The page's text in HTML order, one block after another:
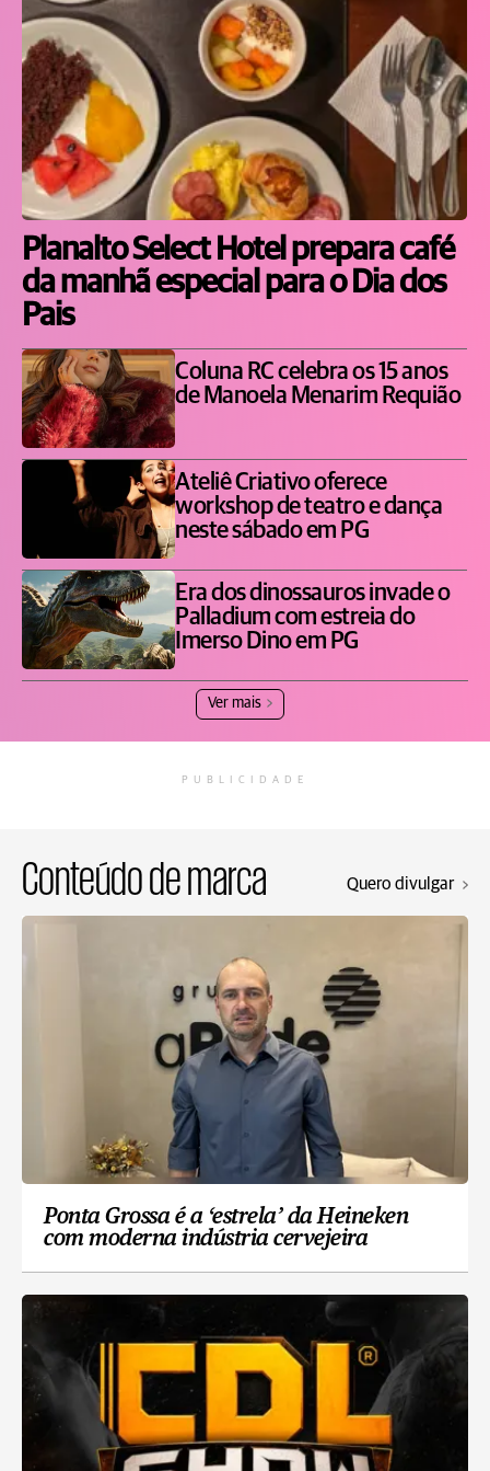
Planalto Select Hotel prepara café
da manhã especial para o Dia dos
Pais
Coluna RC celebra os 15 anos
de Manoela Menarim Requião
Ateliê Criativo oferece
workshop de teatro e dança
neste sábado em PG
Era dos dinossauros invade o
Palladium com estreia do
Imerso Dino em PG
Ver mais
PUBLICIDADE
Conteúdo de marca Quero divulgar
Ponta Grossa é a ‘estrela’ da Heineken
com moderna indústria cervejeira